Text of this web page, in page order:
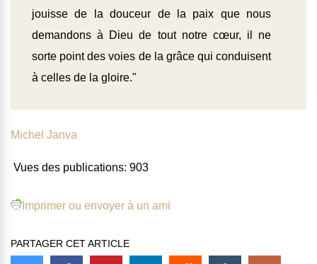
jouisse de la douceur de la paix que nous
demandons à Dieu de tout notre cœur, il ne
sorte point des voies de la grâce qui conduisent
à celles de la gloire."
Michel Janva
Vues des publications: 903
Imprimer ou envoyer à un ami
PARTAGER CET ARTICLE